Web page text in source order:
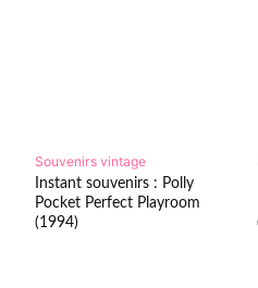
Souvenirs vintage
Instant souvenirs : Polly
Pocket Perfect Playroom
(1994)